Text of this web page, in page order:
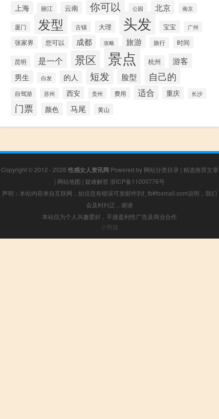
上海 丽江 云南 你可以 公园 北京 南京
厦门 发型 古镇 大理 头发 宝宝 广州
张家界 您可以 成都 攻略 旅游 旅行 时间
昆明 是一个 景区 景点 杭州 游客
男生 白发 的人 短发 脸型 自己的
自驾游 苏州 西安 贵州 费用 适合 重庆 长沙
门票 颜色 马尾 黄山
Copyright © 2012 - 2026 性感女人资讯网 Powered by 网站分类目录 | 精选推荐文章
| 网站地图 | 疑难解答 浙ICP备11000776号
声明：本站内容来自互联网，如信息有错误可发邮件到f_fb#foxmail.com说明，我们
会及时纠正，谢谢
本站仅为个人兴趣爱好，不接盈利性广告及商业合作
小男孩